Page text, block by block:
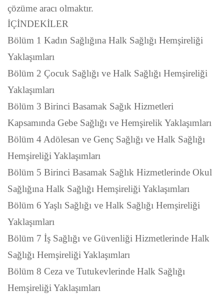
çözüme aracı olmaktır.
İÇİNDEKİLER
Bölüm 1 Kadın Sağlığına Halk Sağlığı Hemşireliği
Yaklaşımları
Bölüm 2 Çocuk Sağlığı ve Halk Sağlığı Hemşireliği
Yaklaşımları
Bölüm 3 Birinci Basamak Sağık Hizmetleri
Kapsamında Gebe Sağlığı ve Hemşirelik Yaklaşımları
Bölüm 4 Adölesan ve Genç Sağlığı ve Halk Sağlığı
Hemşireliği Yaklaşımları
Bölüm 5 Birinci Basamak Sağlık Hizmetlerinde Okul
Sağlığına Halk Sağlığı Hemşireliği Yaklaşımları
Bölüm 6 Yaşlı Sağlığı ve Halk Sağlığı Hemşireliği
Yaklaşımları
Bölüm 7 İş Sağlığı ve Güvenliği Hizmetlerinde Halk
Sağlığı Hemşireliği Yaklaşımları
Bölüm 8 Ceza ve Tutukevlerinde Halk Sağlığı
Hemşireliği Yaklaşımları